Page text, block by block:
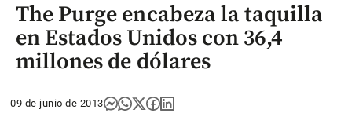
The Purge encabeza la taquilla
en Estados Unidos con 36,4
millones de dólares
09 de junio de 2013